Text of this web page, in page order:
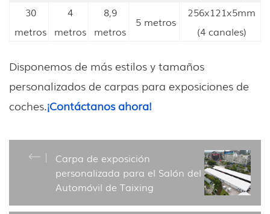
30
metros
4
metros
8,9
metros
5 metros
256x121x5mm
(4 canales)
Disponemos de más estilos y tamaños
personalizados de carpas para exposiciones de
coches.¡Contáctanos ahora!
Carpa de exposición
personalizada para el Salón del
Automóvil de Taixing